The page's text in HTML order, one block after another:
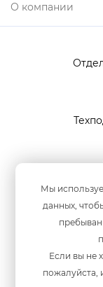
Мы
данных,
Если вы не
пожалуйста,
О компании